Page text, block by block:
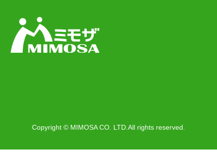
Copyright © MIMOSA CO. LTD.All rights reserved.